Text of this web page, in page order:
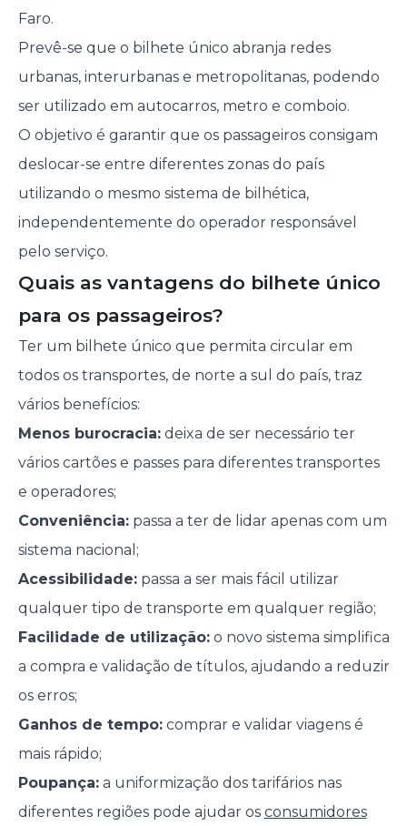
Faro.
Prevê-se que o bilhete único abranja redes
urbanas, interurbanas e metropolitanas, podendo
ser utilizado em autocarros, metro e comboio.
O objetivo é garantir que os passageiros consigam
deslocar-se entre diferentes zonas do país
utilizando o mesmo sistema de bilhética,
independentemente do operador responsável
pelo serviço.
Quais as vantagens do bilhete único
para os passageiros?
Ter um bilhete único que permita circular em
todos os transportes, de norte a sul do país, traz
vários benefícios:
Menos burocracia:deixa de ser necessário ter
vários cartões e passes para diferentes transportes
e operadores;
Conveniência:passa a ter de lidar apenas com um
sistema nacional;
Acessibilidade:passa a ser mais fácil utilizar
qualquer tipo de transporte em qualquer região;
Facilidade de utilização:o novo sistema simplifica
a compra e validação de títulos, ajudando a reduzir
os erros;
Ganhos de tempo:comprar e validar viagens é
mais rápido;
Poupança:a uniformização dos tarifários nas
diferentes regiões pode ajudar os consumidores